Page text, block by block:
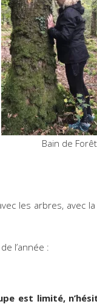
Bain de Forêt
les arbres, avec
l’année :
est limité,